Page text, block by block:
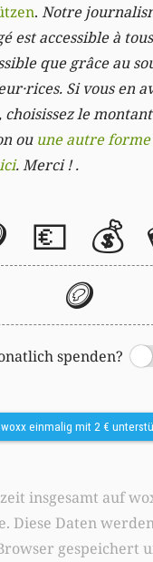
. Notre
est accessible à
que grâce au
Si vous en
choisissez le
ou une autre forme
. Merci ! .
💶 💰
🪙
spenden?
Switch
einmalig mit 2 €
insgesamt auf
Diese Daten
gespeichert